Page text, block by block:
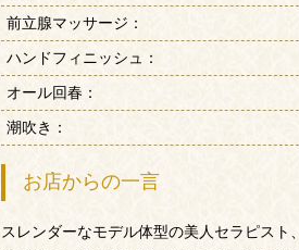
前立腺マッサージ：
ハンドフィニッシュ：
オール回春：
潮吹き：
お店からの一言
スレンダーなモデル体型の美人セラピスト